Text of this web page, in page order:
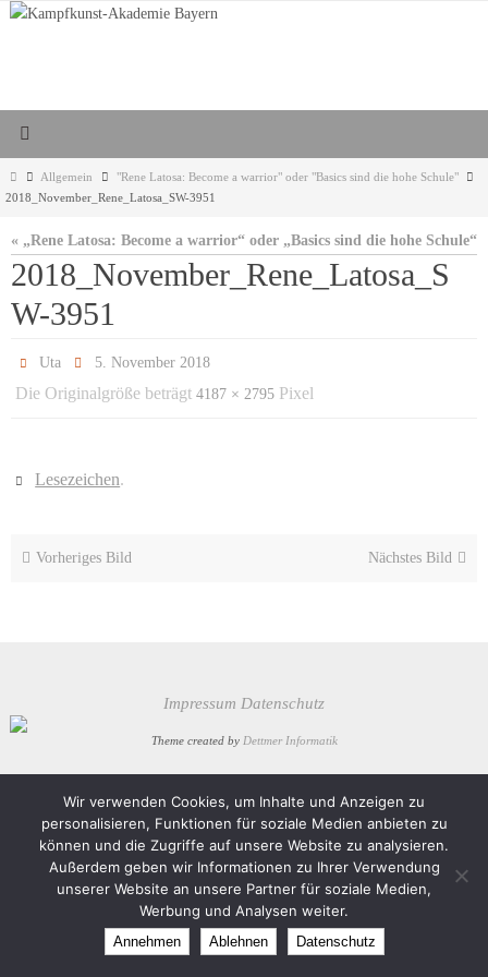
Zum
StartAllgemein
"Rene Latosa: Become a warrior" oder "Basics sind die hohe Schule"
2018_November_Rene_Latosa_SW-3951
« „Rene Latosa: Become a warrior“ oder „Basics sind die hohe Schule“
2018_November_Rene_Latosa_S
W-3951
Uta 5. November 2018
Die Originalgröße beträgt 4187 × 2795 Pixel
Lesezeichen.
Vorheriges Bild Nächstes Bild
Impressum Datenschutz
Theme created by Dettmer Informatik
Wir verwenden Cookies, um Inhalte und Anzeigen zu
personalisieren, Funktionen für soziale Medien anbieten zu
können und die Zugriffe auf unsere Website zu analysieren.
Außerdem geben wir Informationen zu Ihrer Verwendung
unserer Website an unsere Partner für soziale Medien,
Werbung und Analysen weiter.
Annehmen Ablehnen Datenschutz